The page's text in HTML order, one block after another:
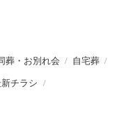
葬・お別れ会 自宅葬
チラシ